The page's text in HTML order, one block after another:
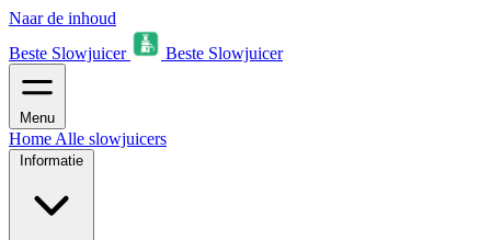
Naar de inhoud
Beste Slowjuicer
Beste Slowjuicer
Menu
Home Alle slowjuicers
Informatie